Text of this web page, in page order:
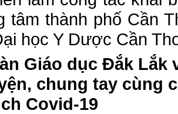
tâm thành phố Cần
học Y Dược Cần
Giáo dục Đắk Lắk
chung tay cùng
Covid-19